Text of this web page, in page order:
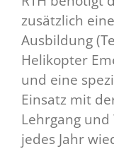
zusätzlich
Ausbildung
Helikopter
und eine
Einsatz mit
Lehrgang
jedes Jahr